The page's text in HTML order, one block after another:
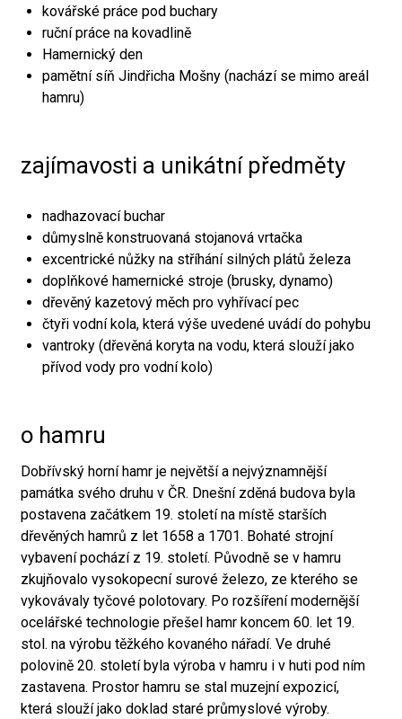
kovářské práce pod buchary
ruční práce na kovadlině
Hamernický den
pamětní síň Jindřicha Mošny (nachází se mimo areál
hamru)
zajímavosti a unikátní předměty
nadhazovací buchar
důmyslně konstruovaná stojanová vrtačka
excentrické nůžky na stříhání silných plátů železa
doplňkové hamernické stroje (brusky, dynamo)
dřevěný kazetový měch pro vyhřívací pec
čtyři vodní kola, která výše uvedené uvádí do pohybu
vantroky (dřevěná koryta na vodu, která slouží jako
přívod vody pro vodní kolo)
o hamru
Dobřívský horní hamr je největší a nejvýznamnější
památka svého druhu v ČR. Dnešní zděná budova byla
postavena začátkem 19. století na místě starších
dřevěných hamrů z let 1658 a 1701. Bohaté strojní
vybavení pochází z 19. století. Původně se v hamru
zkujňovalo vysokopecní surové železo, ze kterého se
vykovávaly tyčové polotovary. Po rozšíření modernější
ocelářské technologie přešel hamr koncem 60. let 19.
stol. na výrobu těžkého kovaného nářadí. Ve druhé
polovině 20. století byla výroba v hamru i v huti pod ním
zastavena. Prostor hamru se stal muzejní expozicí,
která slouží jako doklad staré průmyslové výroby.